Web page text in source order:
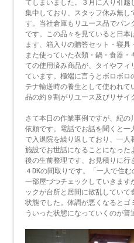
てしまいました。３月に入り引
集中しており、スタッフ休み無し
す。当社倉庫もリユース品でパ
です。この品々を見ていると日本
ます、箱入りの贈答セット・寝具
また使っていた衣類・鍋・食器
ての使用済み商品が、タイやフ
ています。極端に言うとボロボロ
テナ輸送時の養生として使われて
品の約９割がリユース及びリサイ
さて本日の作業事例ですが、紀の
依頼です。電話でお話を聞くと一
で入退院を繰り返しており、一
施設でお世話になることになっ
後の生前整理です、お見積りに
４DKの間取りです。「一人で住
一部屋づつチェックしていきま
ックが台所と居間に散乱してい
状態でした。体調が悪くなるとゴ
ういった状態になっていくのが普